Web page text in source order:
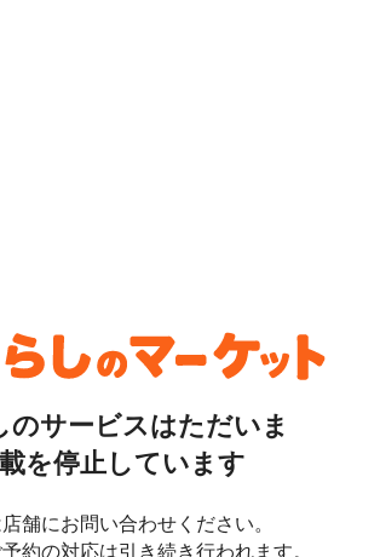
のサービスはただいま
を停止しています
舗にお問い合わせください。
約の対応は引き続き行われます。